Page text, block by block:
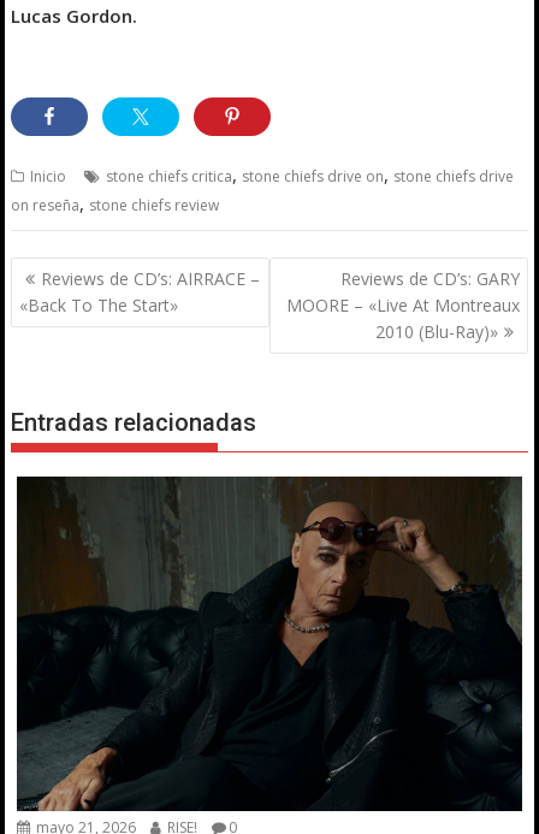
Lucas Gordon.
Inicio stone chiefs critica, stone chiefs drive on, stone chiefs drive
on reseña, stone chiefs review
Navegación
de
entradas
Reviews de CD’s: AIRRACE –
«Back To The Start»
Reviews de CD’s: GARY
MOORE – «Live At Montreaux
2010 (Blu-Ray)»
Entradas relacionadas
mayo 21, 2026 RISE! 0